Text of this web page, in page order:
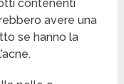
contenenti
avere una
se hanno la